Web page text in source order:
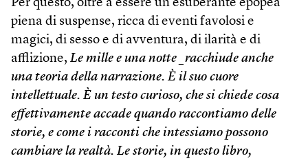
Per questo, oltre a essere un’esuberante epopea
piena di suspense, ricca di eventi favolosi e
magici, di sesso e di avventura, di ilarità e di
afflizione, Le mille e una notte _racchiude anche
una teoria della narrazione. È il suo cuore
intellettuale. È un testo curioso, che si chiede cosa
effettivamente accade quando raccontiamo delle
storie, e come i racconti che intessiamo possono
cambiare la realtà. Le storie, in questo libro,